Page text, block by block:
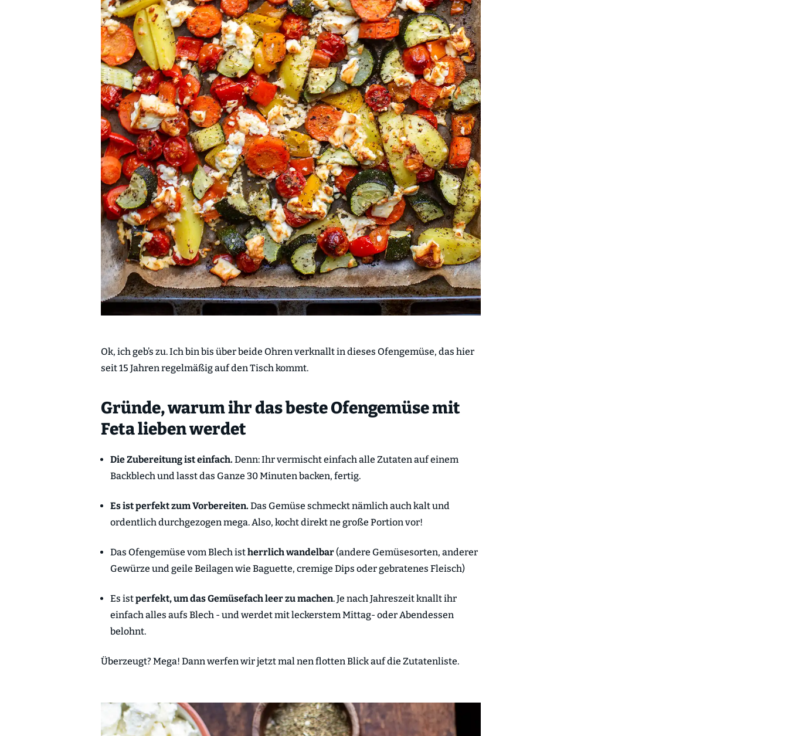
Ok, ich geb’s zu. Ich bin bis über beide Ohren verknallt in dieses Ofengemüse, das hier
seit 15 Jahren regelmäßig auf den Tisch kommt.
Gründe, warum ihr das beste Ofengemüse mit
Feta lieben werdet
Die Zubereitung ist einfach. Denn: Ihr vermischt einfach alle Zutaten auf einem
Backblech und lasst das Ganze 30 Minuten backen, fertig.
Es ist perfekt zum Vorbereiten. Das Gemüse schmeckt nämlich auch kalt und
ordentlich durchgezogen mega. Also, kocht direkt ne große Portion vor!
Das Ofengemüse vom Blech istherrlich wandelbar(andere Gemüsesorten, anderer
Gewürze und geile Beilagen wie Baguette, cremige Dips oder gebratenes Fleisch)
Es istperfekt, um das Gemüsefach leer zu machen. Je nach Jahreszeit knallt ihr
einfach alles aufs Blech - und werdet mit leckerstem Mittag- oder Abendessen
belohnt.
Überzeugt? Mega! Dann werfen wir jetzt mal nen flotten Blick auf die Zutatenliste.